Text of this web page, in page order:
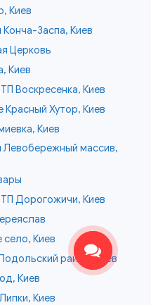
Киев
Заспа, Киев
Церковь
Киев
Воскресенка, Киев
Красный Хутор, Киев
Киев
Левобережный массив,
Дорогожичи, Киев
село, Киев
район, Киев
Киев
Киев